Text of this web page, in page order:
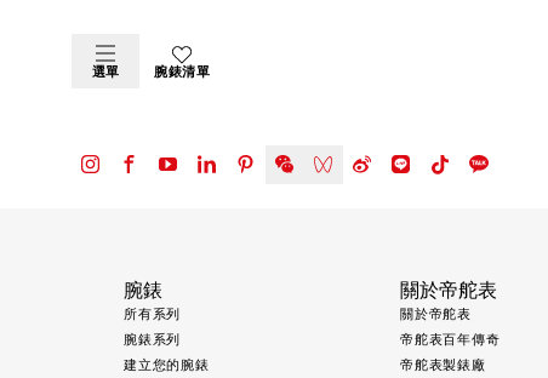
選單 腕錶清單
腕錶
所有系列
腕錶系列
建立您的腕錶
關於帝舵表
關於帝舵表
帝舵表百年傳奇
帝舵表製錶廠